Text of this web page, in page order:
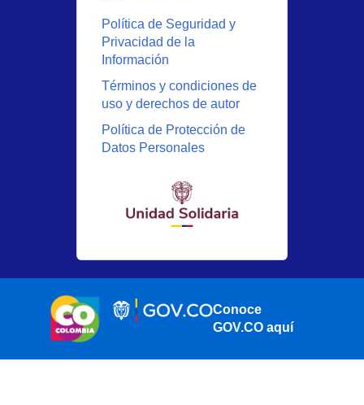
Política de Seguridad y
Privacidad de la
Información
Términos y condiciones de
uso y derechos de autor
Política de Protección de
Datos Personales
Conoce
GOV.CO aquí